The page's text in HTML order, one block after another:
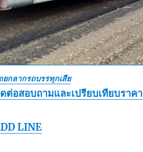
ยกลากรถบรรทุกเสีย
ต่อสอบถามและเปรียบเทียบราคา
LINE